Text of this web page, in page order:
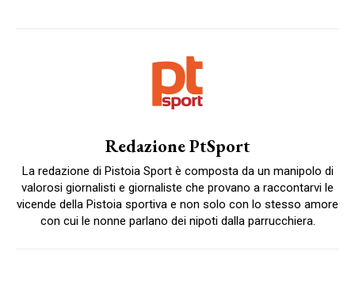
Redazione PtSport
La redazione di Pistoia Sport è composta da un manipolo di
valorosi giornalisti e giornaliste che provano a raccontarvi le
vicende della Pistoia sportiva e non solo con lo stesso amore
con cui le nonne parlano dei nipoti dalla parrucchiera.